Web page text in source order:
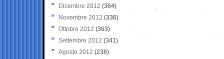
Dicembre 2012 (364)
Novembre 2012 (336)
Ottobre 2012 (363)
Settembre 2012 (341)
Agosto 2012 (238)